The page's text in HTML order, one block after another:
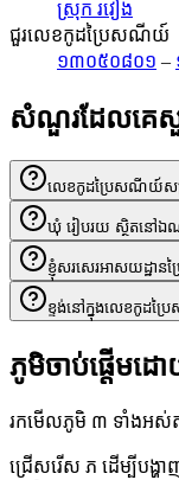
ស្រុក រវៀង
ជួរលេខកូដប្រៃសណីយ៍
១៣០៥០៨០១ –
សំណួរដែលគេ
លេខកូដប្រៃសណីយ៍សម្
ឃុំ រៀបរយ ស្ថិតនៅឯណ
ខ្ញុំសរសេរអាសយដ្ឋា
ខ្ទង់នៅក្នុងលេខកូដប្
ភូមិចាប់ផ្តើមដ
រកមើលភូមិ ៣ ទាំងអស់ត
ជ្រើសរើស ភ ដើម្បីបង្